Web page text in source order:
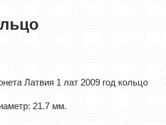
Латвия 1 лат 2009 год кольцо
21.7 мм.